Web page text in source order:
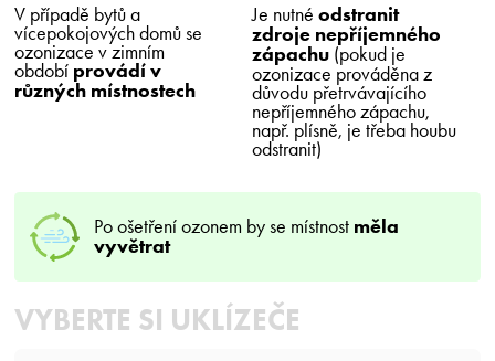
V případě bytů a
vícepokojových domů se
ozonizace v zimním
období provádí v
různých místnostech
Je nutnéodstranit
zdroje nepříjemného
zápachu (pokud je
ozonizace prováděna z
důvodu přetrvávajícího
nepříjemného zápachu,
např. plísně, je třeba houbu
odstranit)
Po ošetření ozonem by se místnost měla
vyvětrat
VYBERTE SI UKLÍZEČE